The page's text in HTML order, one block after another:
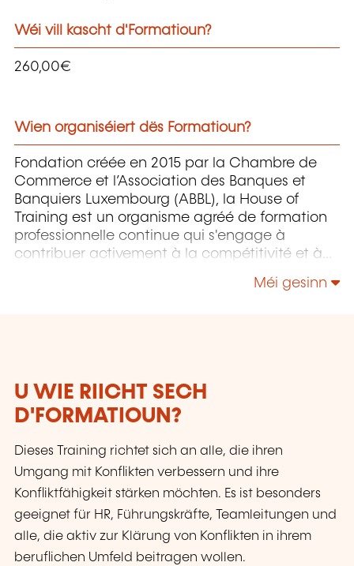
Wéi vill kascht d'Formatioun?
260,00€
Wien organiséiert dës Formatioun?
Fondation créée en 2015 par la Chambre de
Commerce et l’Association des Banques et
Banquiers Luxembourg (ABBL), la House of
Training est un organisme agréé de formation
professionnelle continue qui s'engage à
contribuer activement à la compétitivité et à
les compétences de ceux qui font vivre son
Méi gesinn
U WIE RIICHT SECH
D'FORMATIOUN?
Dieses Training richtet sich an alle, die ihren
Umgang mit Konflikten verbessern und ihre
Konfliktfähigkeit stärken möchten. Es ist besonders
geeignet für HR, Führungskräfte, Teamleitungen und
alle, die aktiv zur Klärung von Konflikten in ihrem
beruflichen Umfeld beitragen wollen.